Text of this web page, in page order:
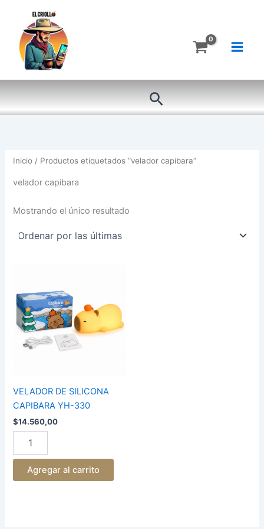
contenido
Buscar
Inicio / Productos etiquetados “velador capibara”
velador capibara
Mostrando el único resultado
VELADOR DE SILICONA
CAPIBARA YH-330
$14.560,00
SILICONA
CAPIBARA
YH-
330
cantidad
Agregar al carrito